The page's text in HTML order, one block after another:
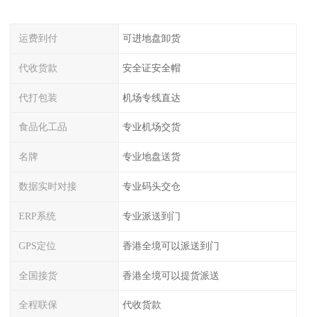
运费到付 可进地盘卸货
代收货款 安全证安全帽
代打包装 机场专线直达
食品化工品 专业机场交货
名牌 专业地盘送货
数据实时对接 专业码头交仓
ERP系统 专业派送到门
GPS定位 香港全境可以派送到门
全国接货 香港全境可以提货派送
全程联保 代收货款